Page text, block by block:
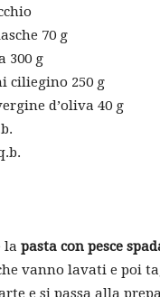
70 g
300 g
ciliegino 250 g
d’oliva 40 g
la pasta con pesce
vanno lavati e poi
e si passa alla